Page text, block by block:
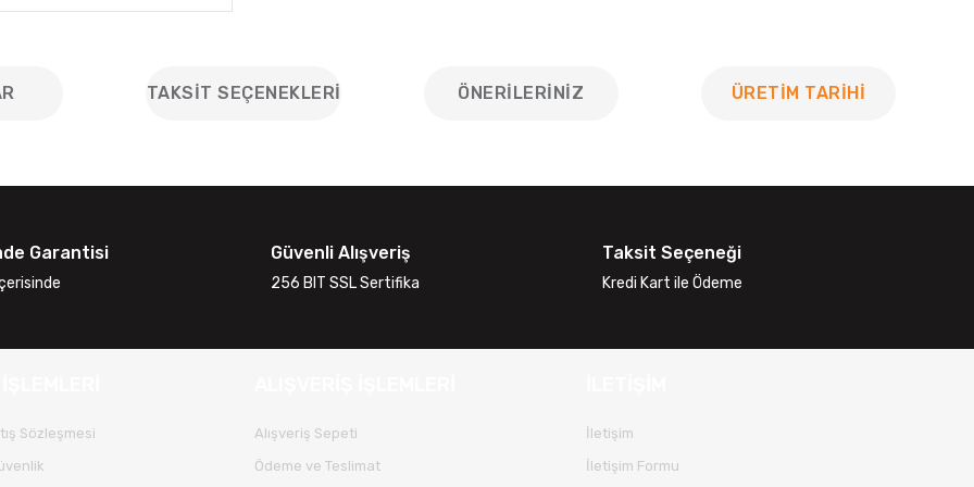
TAKSIT SEÇENEKLERI ÖNERILERINIZ ÜRETİM TARİHİ
Garantisi Güvenli Alışveriş
256 BIT SSL Sertifika
Taksit Seçeneği
Kredi Kart ile Ödeme
Sözleşmesi
Alışveriş Sepeti
Ödeme ve Teslimat
İletişim
İletişim Formu